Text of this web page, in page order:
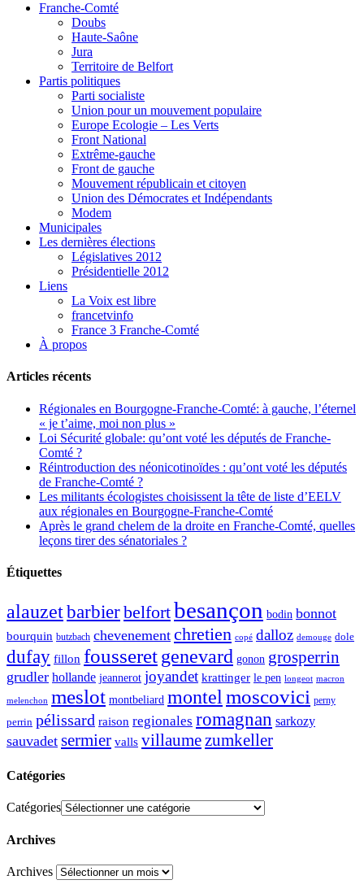
Franche-Comté
Doubs
Haute-Saône
Jura
Territoire de Belfort
Partis politiques
Parti socialiste
Union pour un mouvement populaire
Europe Ecologie – Les Verts
Front National
Extrême-gauche
Front de gauche
Mouvement républicain et citoyen
Union des Démocrates et Indépendants
Modem
Municipales
Les dernières élections
Législatives 2012
Présidentielle 2012
Liens
La Voix est libre
francetvinfo
France 3 Franche-Comté
À propos
Articles récents
Régionales en Bourgogne-Franche-Comté: à gauche, l’éternel
« je t’aime, moi non plus »
Loi Sécurité globale: qu’ont voté les députés de Franche-
Comté ?
Réintroduction des néonicotinoïdes : qu’ont voté les députés
de Franche-Comté ?
Les militants écologistes choisissent la tête de liste d’EELV
aux régionales en Bourgogne-Franche-Comté
Après le grand chelem de la droite en Franche-Comté, quelles
leçons tirer des sénatoriales ?
Étiquettes
alauzetbarbierbelfortbesançon bodin bonnot
bourquin butzbach chevenement chretien copé dalloz demouge dole
dufay fillon fousseretgenevard gonon grosperrin
grudler hollande jeannerot joyandet krattinger le pen longeot macron
melenchon meslot montbeliard montelmoscovici perny
perrin pélissard raison regionales romagnan sarkozy
sauvadet sermier valls villaumezumkeller
Catégories
Catégories
Archives
Archives